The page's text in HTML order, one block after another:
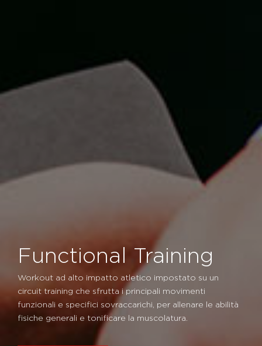
Functional Training
Workout ad alto impatto atletico impostato su un
circuit training che sfrutta i principali movimenti
funzionali e specifici sovraccarichi, per allenare le abilità
fisiche generali e tonificare la muscolatura.